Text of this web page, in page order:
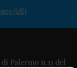
(UE)
Palermo n.11 del